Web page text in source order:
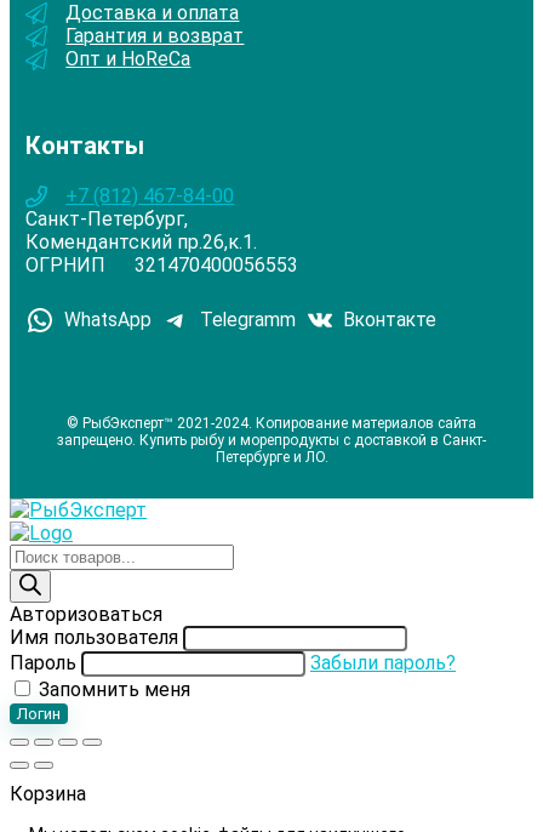
Доставка и оплата
Гарантия и возврат
Опт и HoReCa
Контакты
+7 (812) 467-84-00
Санкт-Петербург,
Комендантский пр.26,к.1.
ОГРНИП 321470400056553
WhatsApp Telegramm Вконтакте
© РыбЭксперт™ 2021-2024. Копирование материалов сайта
запрещено. Купить рыбу и морепродукты с доставкой в Санкт-
Петербурге и ЛО.
Поиск
товаров
Авторизоваться
Имя пользователя
Пароль
Забыли пароль?
Запомнить меня
Логин
Корзина